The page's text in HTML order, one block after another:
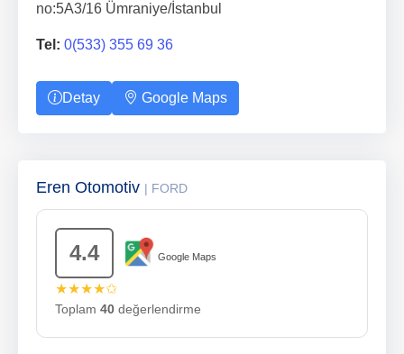
no:5A3/16 Ümraniye/İstanbul
Tel: 0(533) 355 69 36
Detay Google Maps
Eren Otomotiv | FORD
4.4 Google Maps
★★★★✩
Toplam 40 değerlendirme